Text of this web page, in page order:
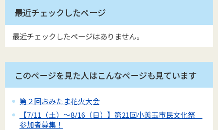
最近チェックしたページ
最近チェックしたページはありません。
このページを見た人はこんなページも見ています
第２回おみたま花火大会
【7/11（土）～8/16（日）】第21回小美玉市民文化祭
参加者募集！